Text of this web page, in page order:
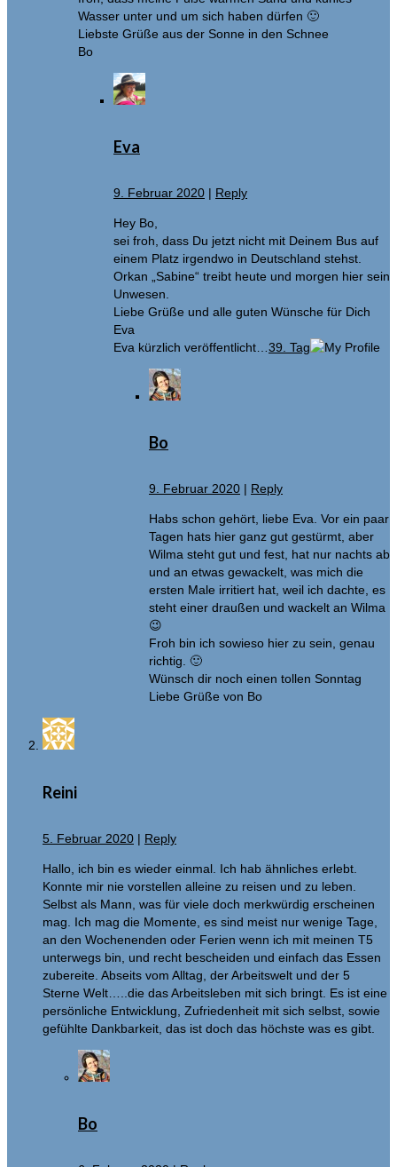
Wasser unter und um sich haben dürfen 🙂
Liebste Grüße aus der Sonne in den Schnee
Bo
Eva
9. Februar 2020 | Reply
Hey Bo,
sei froh, dass Du jetzt nicht mit Deinem Bus auf
einem Platz irgendwo in Deutschland stehst.
Orkan „Sabine“ treibt heute und morgen hier sein
Unwesen.
Liebe Grüße und alle guten Wünsche für Dich
Eva
Eva kürzlich veröffentlicht…39. Tag
Bo
9. Februar 2020 | Reply
Habs schon gehört, liebe Eva. Vor ein paar
Tagen hats hier ganz gut gestürmt, aber
Wilma steht gut und fest, hat nur nachts ab
und an etwas gewackelt, was mich die
ersten Male irritiert hat, weil ich dachte, es
steht einer draußen und wackelt an Wilma
😉
Froh bin ich sowieso hier zu sein, genau
richtig. 🙂
Wünsch dir noch einen tollen Sonntag
Liebe Grüße von Bo
Reini
5. Februar 2020 | Reply
Hallo, ich bin es wieder einmal. Ich hab ähnliches erlebt.
Konnte mir nie vorstellen alleine zu reisen und zu leben.
Selbst als Mann, was für viele doch merkwürdig erscheinen
mag. Ich mag die Momente, es sind meist nur wenige Tage,
an den Wochenenden oder Ferien wenn ich mit meinen T5
unterwegs bin, und recht bescheiden und einfach das Essen
zubereite. Abseits vom Alltag, der Arbeitswelt und der 5
Sterne Welt…..die das Arbeitsleben mit sich bringt. Es ist eine
persönliche Entwicklung, Zufriedenheit mit sich selbst, sowie
gefühlte Dankbarkeit, das ist doch das höchste was es gibt.
Bo